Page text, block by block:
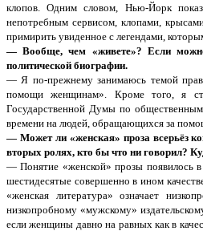
клопов. Одним словом, Нью-Йорк
непотребным сервисом, клопами,
примирить увиденное с легендами,
— Вообще, чем «живете»? Если
политической биографии.
— Я по-прежнему занимаюсь темой
помощи женщинам». Кроме того, я
Государственной Думы по
времени на людей, обращающихся за
— Может ли «женская» проза всерьёз
вторых ролях, кто бы что ни говорил?
— Понятие «женской» прозы появилось
шестидесятые совершенно в ином
«женская литература» означает
низкопробному «мужскому»
если женщины давно на равных как в